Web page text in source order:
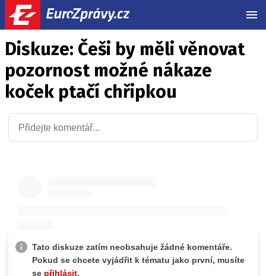
Diskuze: Češi by měli věnovat
pozornost možné nákaze
koček ptačí chřipkou